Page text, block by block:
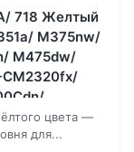
718 Желтый
M375nw/
M475dw/
CM2320fx/
цвета —
для...